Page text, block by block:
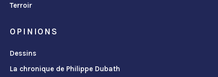
Terroir
OPINIONS
Dessins
La chronique de Philippe Dubath